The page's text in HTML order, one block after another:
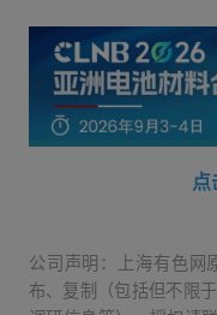
点
公司声明：上海有色网
布、复制（包括但不限